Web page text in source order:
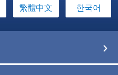
繁體中文 한국어